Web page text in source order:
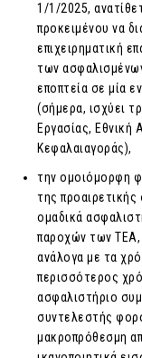
1/1/2025,
προκειμένου να
επιχειρηματική
των
εποπτεία σε μία
(σήμερα, ισχύει
Εργασίας, Εθνική
Κεφαλαιαγοράς),
την ομοιόμορφη
της
ομαδικά
παροχών των ΤΕΑ,
ανάλογα με τα
περισσότερος
ασφαλιστήριο
συντελεστής
μακροπρόθεσμη